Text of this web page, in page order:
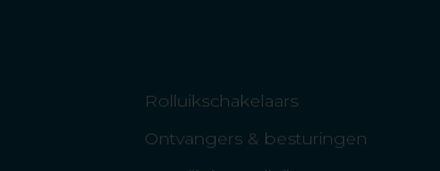
Rolluikschakelaars
Ontvangers & besturingen